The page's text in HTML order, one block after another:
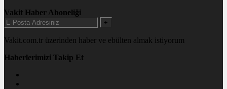
Vakit Haber Aboneliği
+
Vakit.com.tr üzerinden haber ve ebülten almak istiyorum
Haberlerimizi Takip Et